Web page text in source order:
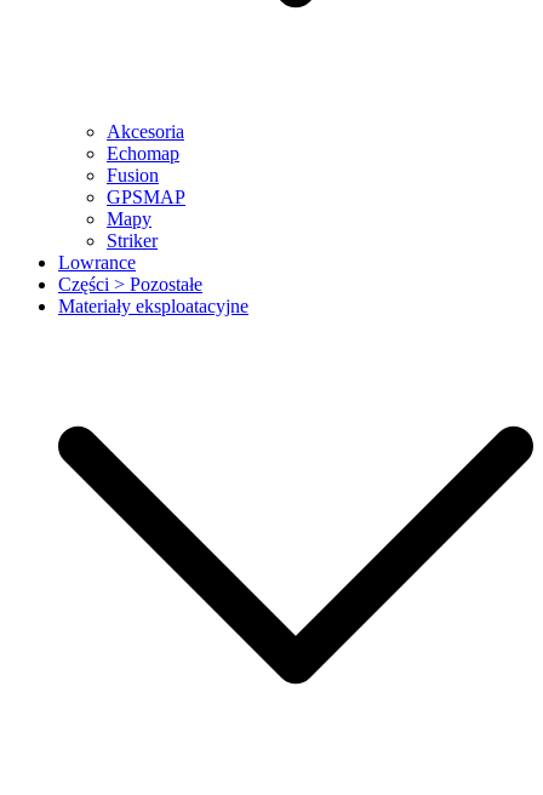
Akcesoria
Echomap
Fusion
GPSMAP
Mapy
Striker
Lowrance
Części > Pozostałe
Materiały eksploatacyjne